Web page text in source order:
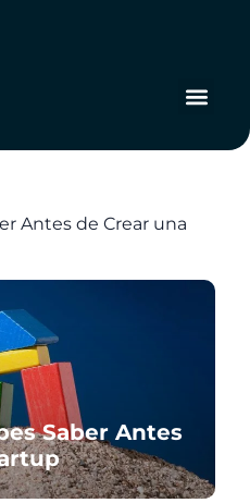
Antes de Crear una
Saber Antes